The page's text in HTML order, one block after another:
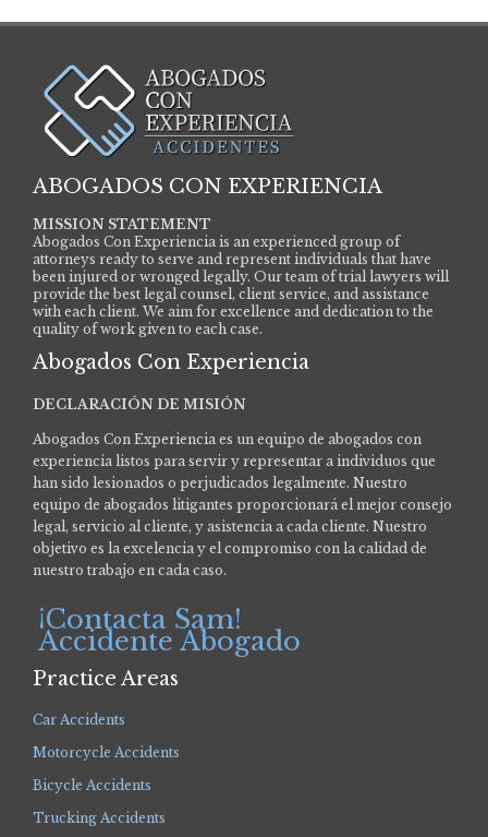
ABOGADOS CON EXPERIENCIA
MISSION STATEMENT
Abogados Con Experiencia is an experienced group of
attorneys ready to serve and represent individuals that have
been injured or wronged legally. Our team of trial lawyers will
provide the best legal counsel, client service, and assistance
with each client. We aim for excellence and dedication to the
quality of work given to each case.
Abogados Con Experiencia
DECLARACIÓN DE MISIÓN
Abogados Con Experiencia es un equipo de abogados con
experiencia listos para servir y representar a individuos que
han sido lesionados o perjudicados legalmente. Nuestro
equipo de abogados litigantes proporcionará el mejor consejo
legal, servicio al cliente, y asistencia a cada cliente. Nuestro
objetivo es la excelencia y el compromiso con la calidad de
nuestro trabajo en cada caso.
¡Contacta Sam!
Accidente Abogado
Practice Areas
Car Accidents
Motorcycle Accidents
Bicycle Accidents
Trucking Accidents